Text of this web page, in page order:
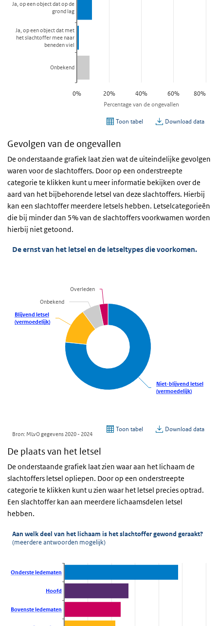
Gevolgen van de ongevallen
De onderstaande grafiek laat zien wat de uiteindelijke gevolgen
waren voor de slachtoffers. Door op een onderstreepte
categorie te klikken kunt u meer informatie bekijken over de
aard van het bijbehorende letsel van deze slachtoffers. Hierbij
kan een slachtoffer meerdere letsels hebben. Letselcategorieën
die bij minder dan 5% van de slachtoffers voorkwamen worden
hierbij niet getoond.
De plaats van het letsel
De onderstaande grafiek laat zien waar aan het lichaam de
slachtoffers letsel opliepen. Door op een onderstreepte
categorie te klikken kunt u zien waar het letsel precies optrad.
Een slachtoffer kan aan meerdere lichaamsdelen letsel
hebben.